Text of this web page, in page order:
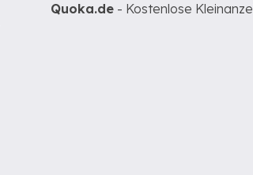
Quoka.de - Kostenlose